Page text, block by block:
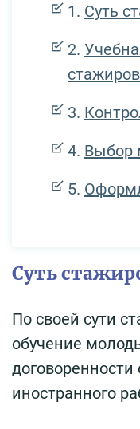
Суть
Выбор
Суть
По своей сути
обучение
иностранного